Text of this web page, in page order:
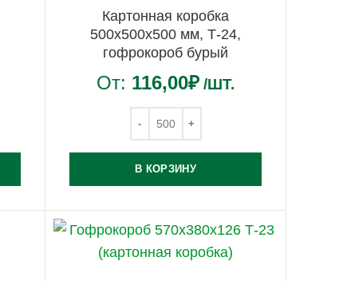
Картонная коробка
500х500х500 мм, Т-24,
гофрокороб бурый
От: 116,00₽ /ШТ.
В КОРЗИНУ